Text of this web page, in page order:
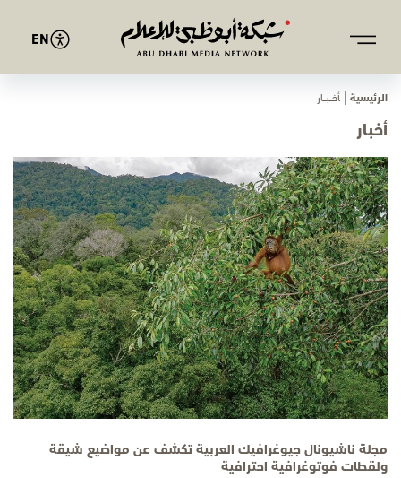
EN
الرئيسية ﺄﺧـــﺒـــﺎر
أخبار
مجلة ناشيونال جيوغرافيك العربية تكشف عن مواضيع شيقة
ولقطات فوتوغرافية احترافية